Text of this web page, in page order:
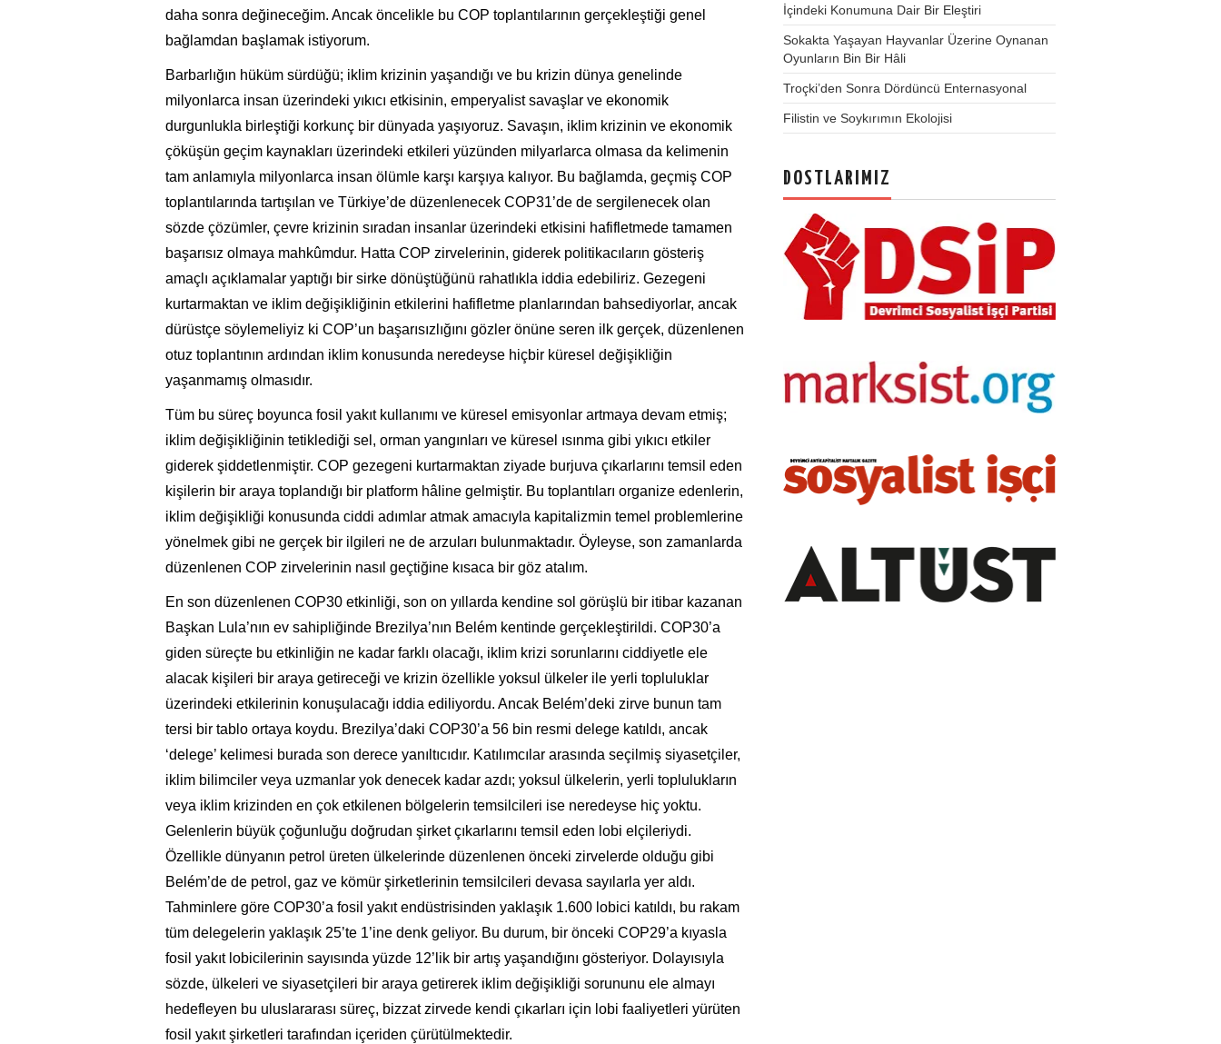
daha sonra değineceğim. Ancak öncelikle bu COP toplantılarının gerçekleştiği genel
bağlamdan başlamak istiyorum.
Barbarlığın hüküm sürdüğü; iklim krizinin yaşandığı ve bu krizin dünya genelinde
milyonlarca insan üzerindeki yıkıcı etkisinin, emperyalist savaşlar ve ekonomik
durgunlukla birleştiği korkunç bir dünyada yaşıyoruz. Savaşın, iklim krizinin ve ekonomik
çöküşün geçim kaynakları üzerindeki etkileri yüzünden milyarlarca olmasa da kelimenin
tam anlamıyla milyonlarca insan ölümle karşı karşıya kalıyor. Bu bağlamda, geçmiş COP
toplantılarında tartışılan ve Türkiye’de düzenlenecek COP31’de de sergilenecek olan
sözde çözümler, çevre krizinin sıradan insanlar üzerindeki etkisini hafifletmede tamamen
başarısız olmaya mahkûmdur. Hatta COP zirvelerinin, giderek politikacıların gösteriş
amaçlı açıklamalar yaptığı bir sirke dönüştüğünü rahatlıkla iddia edebiliriz. Gezegeni
kurtarmaktan ve iklim değişikliğinin etkilerini hafifletme planlarından bahsediyorlar, ancak
dürüstçe söylemeliyiz ki COP’un başarısızlığını gözler önüne seren ilk gerçek, düzenlenen
otuz toplantının ardından iklim konusunda neredeyse hiçbir küresel değişikliğin
yaşanmamış olmasıdır.
Tüm bu süreç boyunca fosil yakıt kullanımı ve küresel emisyonlar artmaya devam etmiş;
iklim değişikliğinin tetiklediği sel, orman yangınları ve küresel ısınma gibi yıkıcı etkiler
giderek şiddetlenmiştir. COP gezegeni kurtarmaktan ziyade burjuva çıkarlarını temsil eden
kişilerin bir araya toplandığı bir platform hâline gelmiştir. Bu toplantıları organize edenlerin,
iklim değişikliği konusunda ciddi adımlar atmak amacıyla kapitalizmin temel problemlerine
yönelmek gibi ne gerçek bir ilgileri ne de arzuları bulunmaktadır. Öyleyse, son zamanlarda
düzenlenen COP zirvelerinin nasıl geçtiğine kısaca bir göz atalım.
En son düzenlenen COP30 etkinliği, son on yıllarda kendine sol görüşlü bir itibar kazanan
Başkan Lula’nın ev sahipliğinde Brezilya’nın Belém kentinde gerçekleştirildi. COP30’a
giden süreçte bu etkinliğin ne kadar farklı olacağı, iklim krizi sorunlarını ciddiyetle ele
alacak kişileri bir araya getireceği ve krizin özellikle yoksul ülkeler ile yerli topluluklar
üzerindeki etkilerinin konuşulacağı iddia ediliyordu. Ancak Belém’deki zirve bunun tam
tersi bir tablo ortaya koydu. Brezilya’daki COP30’a 56 bin resmi delege katıldı, ancak
‘delege’ kelimesi burada son derece yanıltıcıdır. Katılımcılar arasında seçilmiş siyasetçiler,
iklim bilimciler veya uzmanlar yok denecek kadar azdı; yoksul ülkelerin, yerli toplulukların
veya iklim krizinden en çok etkilenen bölgelerin temsilcileri ise neredeyse hiç yoktu.
Gelenlerin büyük çoğunluğu doğrudan şirket çıkarlarını temsil eden lobi elçileriydi.
Özellikle dünyanın petrol üreten ülkelerinde düzenlenen önceki zirvelerde olduğu gibi
Belém’de de petrol, gaz ve kömür şirketlerinin temsilcileri devasa sayılarla yer aldı.
Tahminlere göre COP30’a fosil yakıt endüstrisinden yaklaşık 1.600 lobici katıldı, bu rakam
tüm delegelerin yaklaşık 25’te 1’ine denk geliyor. Bu durum, bir önceki COP29’a kıyasla
fosil yakıt lobicilerinin sayısında yüzde 12’lik bir artış yaşandığını gösteriyor. Dolayısıyla
sözde, ülkeleri ve siyasetçileri bir araya getirerek iklim değişikliği sorununu ele almayı
hedefleyen bu uluslararası süreç, bizzat zirvede kendi çıkarları için lobi faaliyetleri yürüten
fosil yakıt şirketleri tarafından içeriden çürütülmektedir.
İçindeki Konumuna Dair Bir Eleştiri
Sokakta Yaşayan Hayvanlar Üzerine Oynanan
Oyunların Bin Bir Hâli
Troçki’den Sonra Dördüncü Enternasyonal
Filistin ve Soykırımın Ekolojisi
DOSTLARIMIZ